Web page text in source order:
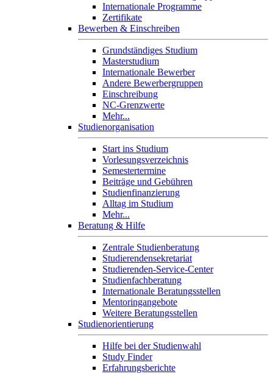
Internationale Programme
Zertifikate
Bewerben & Einschreiben
Grundständiges Studium
Masterstudium
Internationale Bewerber
Andere Bewerbergruppen
Einschreibung
NC-Grenzwerte
Mehr...
Studienorganisation
Start ins Studium
Vorlesungsverzeichnis
Semestertermine
Beiträge und Gebühren
Studienfinanzierung
Alltag im Studium
Mehr...
Beratung & Hilfe
Zentrale Studienberatung
Studierendensekretariat
Studierenden-Service-Center
Studienfachberatung
Internationale Beratungsstellen
Mentoringangebote
Weitere Beratungsstellen
Studienorientierung
Hilfe bei der Studienwahl
Study Finder
Erfahrungsberichte